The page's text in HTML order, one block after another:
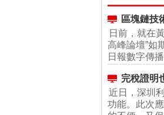
區塊鏈技
日前，就在
高峰論壇”如
日報數字傳
完稅證明
近日，深圳
功能。此次